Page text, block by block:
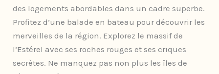
des logements abordables dans un cadre superbe.
Profitez d’une balade en bateau pour découvrir les
merveilles de la région. Explorez le massif de
l’Estérel avec ses roches rouges et ses criques
secrètes. Ne manquez pas non plus les îles de